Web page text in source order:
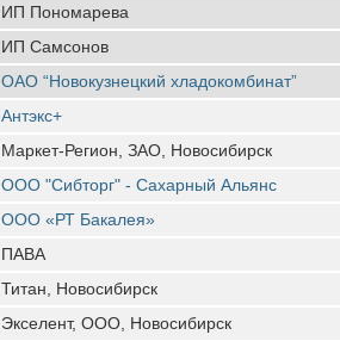
ИП Пономарева
ИП Самсонов
ОАО “Новокузнецкий хладокомбинат”
Антэкс+
Маркет-Регион, ЗАО, Новосибирск
ООО "Сибторг" - Сахарный Альянс
ООО «РТ Бакалея»
ПАВА
Титан, Новосибирск
Экселент, ООО, Новосибирск